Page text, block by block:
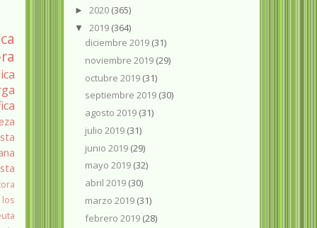
► 2020 (365)
▼ 2019 (364)
diciembre 2019 (31)
noviembre 2019 (29)
octubre 2019 (31)
septiembre 2019 (30)
agosto 2019 (31)
julio 2019 (31)
junio 2019 (29)
mayo 2019 (32)
abril 2019 (30)
marzo 2019 (31)
febrero 2019 (28)